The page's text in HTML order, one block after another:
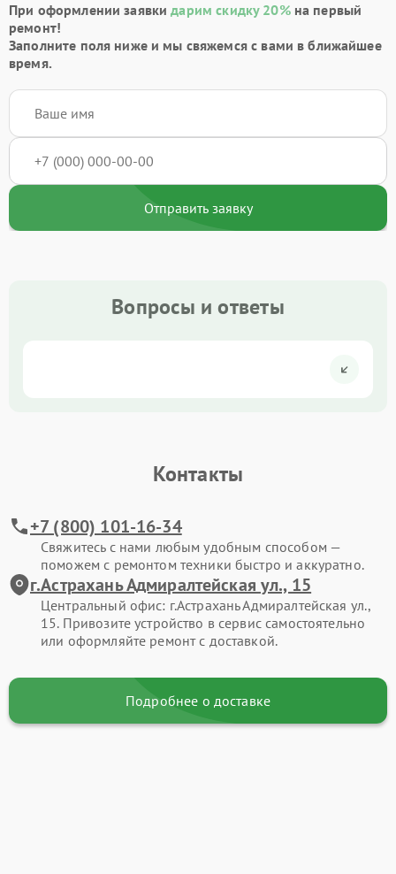
При оформлении заявкидарим скидку 20%на первый
ремонт!
Заполните поля ниже и мы свяжемся с вами в ближайшее
время.
Отправить заявку
Вопросы и ответы
Контакты
+7 (800) 101-16-34
Свяжитесь с нами любым удобным способом —
поможем с ремонтом техники быстро и аккуратно.
г.Астрахань Адмиралтейская ул., 15
Центральный офис: г.Астрахань Адмиралтейская ул.,
15. Привозите устройство в сервис самостоятельно
или оформляйте ремонт с доставкой.
Подробнее о доставке